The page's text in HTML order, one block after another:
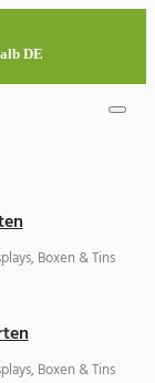
DE
Boxen & Tins
Boxen & Tins